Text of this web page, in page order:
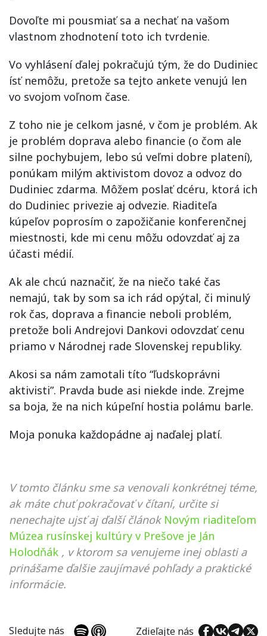
Dovoľte mi pousmiať sa a nechať na vašom
vlastnom zhodnotení toto ich tvrdenie.
Vo vyhlásení ďalej pokračujú tým, že do Dudiniec
ísť nemôžu, pretože sa tejto ankete venujú len
vo svojom voľnom čase.
Z toho nie je celkom jasné, v čom je problém. Ak
je problém doprava alebo financie (o čom ale
silne pochybujem, lebo sú veľmi dobre platení),
ponúkam milým aktivistom dovoz a odvoz do
Dudiniec zdarma. Môžem poslať dcéru, ktorá ich
do Dudiniec privezie aj odvezie. Riaditeľa
kúpeľov poprosím o zapožičanie konferenčnej
miestnosti, kde mi cenu môžu odovzdať aj za
účasti médií.
Ak ale chcú naznačiť, že na niečo také čas
nemajú, tak by som sa ich rád opýtal, či minulý
rok čas, doprava a financie neboli problém,
pretože boli Andrejovi Dankovi odovzdať cenu
priamo v Národnej rade Slovenskej republiky.
Akosi sa nám zamotali títo “ľudskoprávni
aktivisti”. Pravda bude asi niekde inde. Zrejme
sa boja, že na nich kúpeľní hostia polámu barle.
Moja ponuka každopádne aj naďalej platí.
V tomto článku sme sa venovali konkrétnej téme,
ak máte chuť pokračovať v čítaní, určite si
nenechajte ujsť aj ďalší článok Novým riaditeľom
Múzea rusínskej kultúry v Prešove je Ján
Holodňák , v ktorom sa venujeme inej oblasti a
prinášame ďalšie zaujímavé pohľady a praktické
informácie.
Sledujte nás Zdieľajte nás